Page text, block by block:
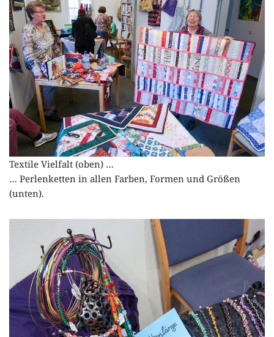
Textile Vielfalt (oben) …
… Perlenketten in allen Farben, Formen und Größen
(unten).